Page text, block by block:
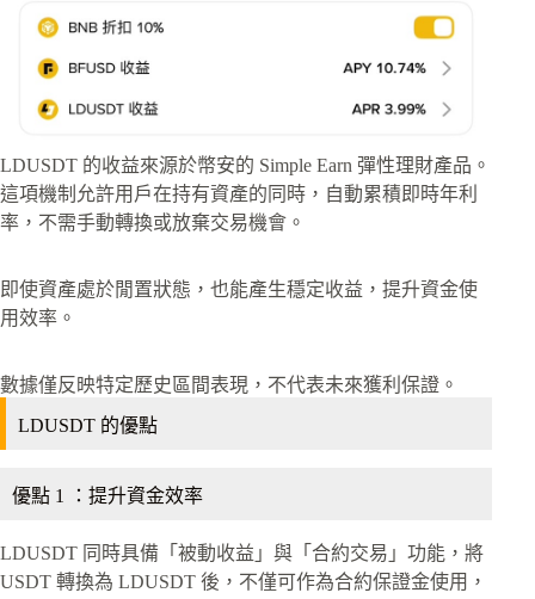
LDUSDT 的收益來源於幣安的 Simple Earn 彈性理財產品。
這項機制允許用戶在持有資產的同時，自動累積即時年利
率，不需手動轉換或放棄交易機會。
即使資產處於閒置狀態，也能產生穩定收益，提升資金使
用效率。
數據僅反映特定歷史區間表現，不代表未來獲利保證。
LDUSDT 的優點
優點 1 ：提升資金效率
LDUSDT 同時具備「被動收益」與「合約交易」功能，將
USDT 轉換為 LDUSDT 後，不僅可作為合約保證金使用，